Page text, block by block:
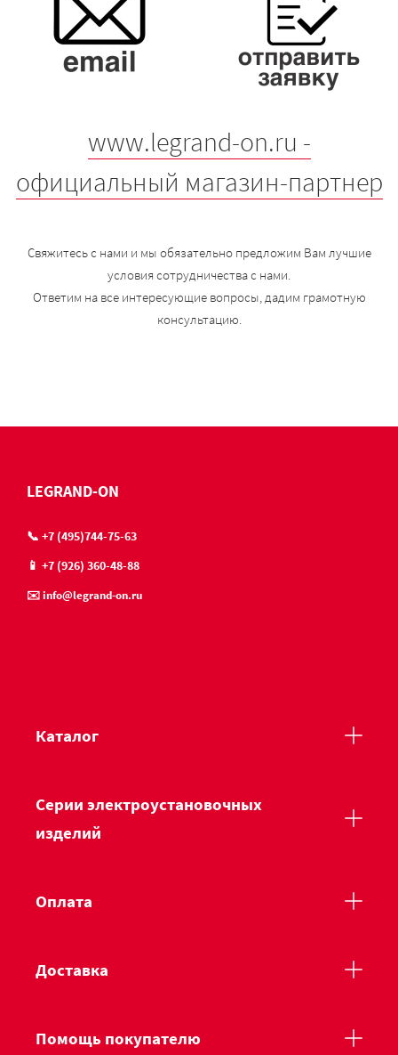
www.legrand-on.ru -
официальный магазин-партнер
Свяжитесь с нами и мы обязательно предложим Вам лучшие
условия сотрудничества с нами.
Ответим на все интересующие вопросы, дадим грамотную
консультацию.
LEGRAND-ON
📞 +7 (495)744-75-63
📱 +7 (926) 360-48-88
✉️ info@legrand-on.ru
Каталог
Серии электроустановочных
изделий
Оплата
Доставка
Помощь покупателю